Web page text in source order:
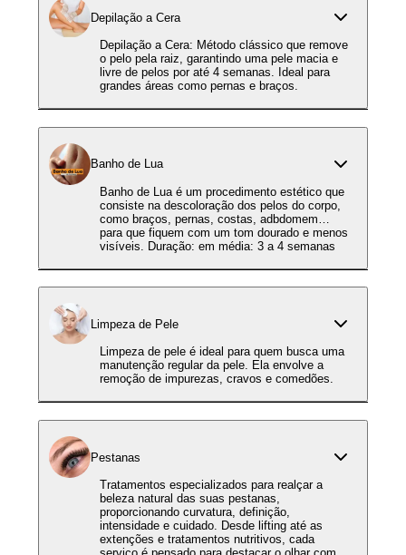
Depilação a Cera
Depilação a Cera: Método clássico que remove
o pelo pela raiz, garantindo uma pele macia e
livre de pelos por até 4 semanas. Ideal para
grandes áreas como pernas e braços.
Banho de Lua
Banho de Lua é um procedimento estético que
consiste na descoloração dos pelos do corpo,
como braços, pernas, costas, adbdomem…
para que fiquem com um tom dourado e menos
visíveis. Duração: em média: 3 a 4 semanas
Limpeza de Pele
Limpeza de pele é ideal para quem busca uma
manutenção regular da pele. Ela envolve a
remoção de impurezas, cravos e comedões.
Pestanas
Tratamentos especializados para realçar a
beleza natural das suas pestanas,
proporcionando curvatura, definição,
intensidade e cuidado. Desde lifting até as
extenções e tratamentos nutritivos, cada